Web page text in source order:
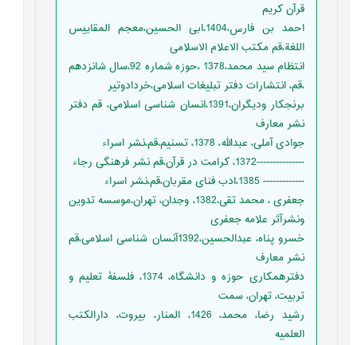
قرآن کریم
احمد بن فارس،1404،ابی الحسین،معجم المقاییس
اللغة،قم مکتب الاعلام الاسلامی
انتظام سید محمد،1378 ،حوزه شماره 92،سال شانزدهم
،قم، انتشارات دفتر تبلیغات اسلامی،خردادوتیر
برنجکار ودیگران،1391،انسان شناسی اسلامی، قم دفتر
نشر معارف
جوادی آملی، عبدالله، 1378، تسنیم،قم،نشر اسراء
---------------1372، کرامت در قرآن،قم نشر فرهنگی رجاء
------------- 1385،ادب فنای مقربان،قم،نشر اسراء
جعفری ، محمد تقی،1382، وجدان، تهران،موسسه تدوین
ونشرآثر علامه جعفری
خسرو پناه، عبدالحسین،1392آنسان شناسی اسلامی،قم
نشر معارف
دفترهمکاری حوزه و دانشگاه، 1374، فلسفۀ تعلیم و
تربیت، تهران، سمت
رشید رضا، محمد، 1426، المنار، بیروت، دارالکتب
العلمیه